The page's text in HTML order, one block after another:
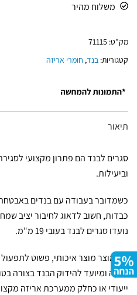
משלוח מהיר
מק"ט: 71115
קטגוריות: בנד, חומרי אריזה
תיאור
סגרים לבנד הם פתרון מקצועי
וביעילות.
כשמדובר בעבודה עם בנדים
כבדות, חשוב לדאוג לחיבור יציב
נועדו סגרים לבנד בעובי 19 מ"מ.
זהו מוצר מוצר איכותי, פשוט
חזקה ומיועד להידוק הבנד בצורה
ייעודי או כחלק ממערכת אריזה